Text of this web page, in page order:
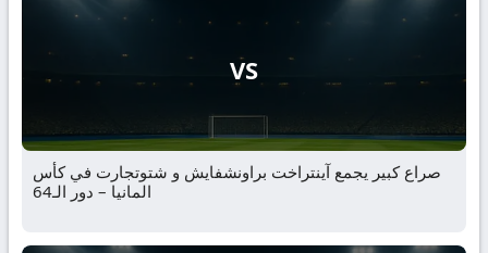
VS
صراع كبير يجمع آينتراخت براونشفايش و شتوتجارت في كأس
المانيا – دور الـ64